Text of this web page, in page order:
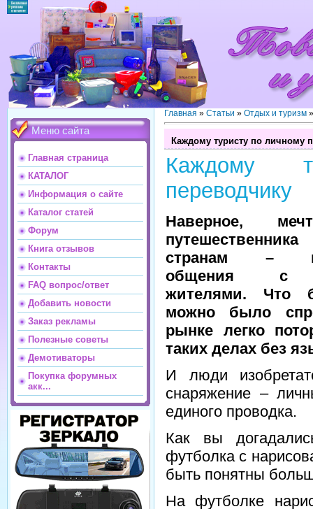
Меню сайта
Главная страница
КАТАЛОГ
Информация о сайте
Каталог статей
Форум
Книга отзывов
Контакты
FAQ вопрос/ответ
Добавить новости
Заказ рекламы
Полезные советы
Демотиваторы
Покупка форумных
акк...
Главная » Статьи » Отдых и туризм
Каждому туристу по личному
Каждому
переводчику
Наверное,
странам –
общения с
жителями. Что
можно было
рынке легко
таких делах без
И люди
снаряжение –
единого проводка.
Как вы
футболка с
быть понятны
На футболке